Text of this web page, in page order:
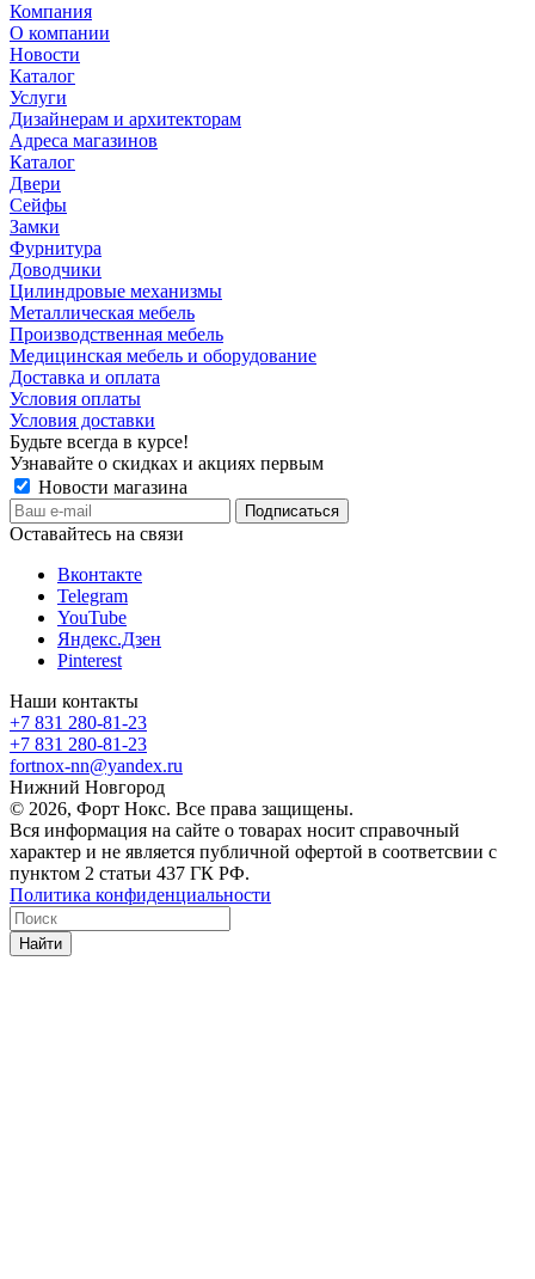
Компания
О компании
Новости
Каталог
Услуги
Дизайнерам и архитекторам
Адреса магазинов
Каталог
Двери
Сейфы
Замки
Фурнитура
Доводчики
Цилиндровые механизмы
Металлическая мебель
Производственная мебель
Медицинская мебель и оборудование
Доставка и оплата
Условия оплаты
Условия доставки
Будьте всегда в курсе!
Узнавайте о скидках и акциях первым
Новости магазина
Оставайтесь на связи
Вконтакте
Telegram
YouTube
Яндекс.Дзен
Pinterest
Наши контакты
+7 831 280-81-23
+7 831 280-81-23
fortnox-nn@yandex.ru
Нижний Новгород
© 2026, Форт Нокс. Все права защищены.
Вся информация на сайте о товарах носит справочный
характер и не является публичной офертой в соответсвии с
пунктом 2 статьи 437 ГК РФ.
Политика конфиденциальности
Найти